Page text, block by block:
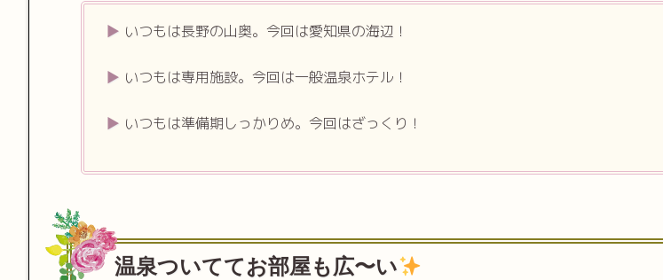
いつもは長野の山奥。今回は愛知県の海辺！
いつもは専用施設。今回は一般温泉ホテル！
いつもは準備期しっかりめ。今回はざっくり！
温泉ついててお部屋も広〜い